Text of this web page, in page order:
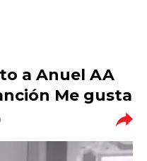
a Anuel AA
Me gusta